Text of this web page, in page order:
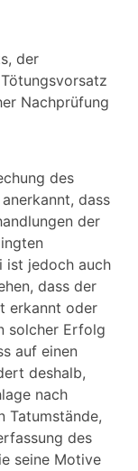
der
Nachprüfung
des
dass
der
ist jedoch auch
dass der
erkannt oder
solcher Erfolg
auf einen
deshalb,
nach
Tatumstände,
des
seine Motive